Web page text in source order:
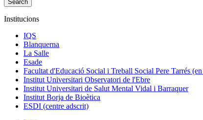
Institucions
IQS
Blanquerna
La Salle
Esade
Facultat d'Educació Social i Treball Social Pere Tarrés
Institut Universitari Observatori de l'Ebre
Institut Universitari de Salut Mental Vidal i Barraquer
Institut Borja de Bioètica
ESDI (centre adscrit)